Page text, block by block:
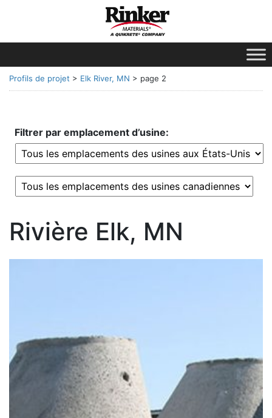
Profils de projet > Elk River, MN > page 2
Filtrer par emplacement d’usine:
Rivière Elk, MN